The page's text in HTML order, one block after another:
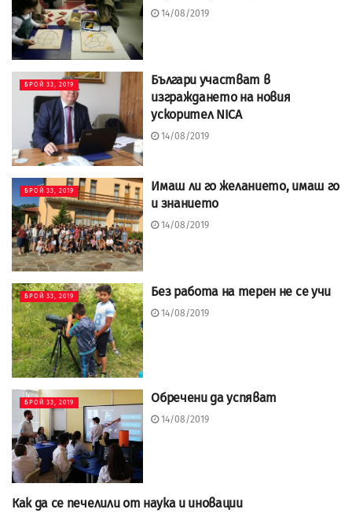
14/08/2019
БРОЙ 33, 2019
Българи участват в
изграждането на новия
ускорител NICA
14/08/2019
БРОЙ 33, 2019
Имаш ли го желанието, имаш го
и знанието
14/08/2019
БРОЙ 33, 2019 Без работа на терен не се учи
14/08/2019
БРОЙ 33, 2019 Обречени да успяват
14/08/2019
БРОЙ 33, 2019
Как да се печелили от наука и иновации